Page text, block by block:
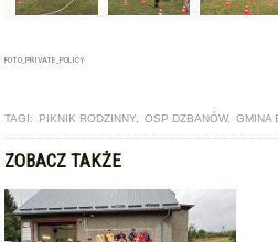
FOTO_PRIVATE_POLICY
TAGI: PIKNIK RODZINNY OSP DZBANÓW, GMINA
ZOBACZ TAKŻE